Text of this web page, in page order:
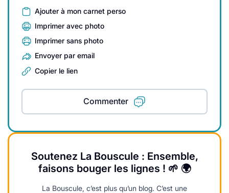
Ajouter à mon carnet perso
Imprimer avec photo
Imprimer sans photo
Envoyer par email
Copier le lien
Commenter
Soutenez La Bouscule : Ensemble,
faisons bouger les lignes ! 🌱 🌍
La Bouscule, c’est plus qu’un blog. C’est une